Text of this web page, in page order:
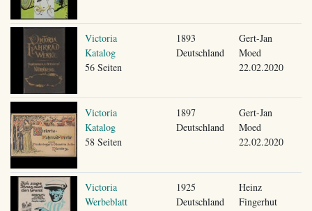
Victoria
Katalog
56 Seiten
1893
Deutschland
Gert-Jan
Moed
22.02.2020
Victoria
Katalog
58 Seiten
1897
Deutschland
Gert-Jan
Moed
22.02.2020
Victoria
Werbeblatt
1925
Deutschland
Heinz
Fingerhut